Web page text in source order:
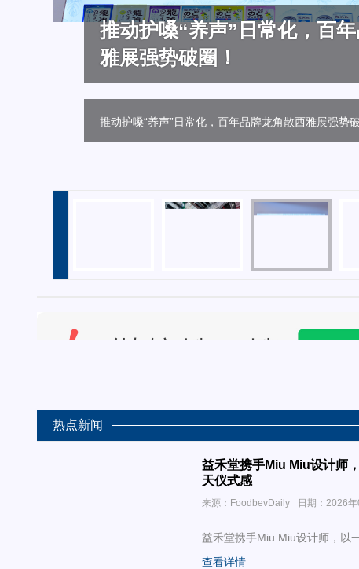
金典蛋白桶锚定运动健身场
类增长新路径！
金典蛋白桶锚定运动健身场景，开拓牛奶品类增长新
加码布局B端原料奶赛道，蒙
领烘焙创新趋势！
加码布局B端原料奶赛道，蒙牛专业乳品引领烘焙创新
推动护嗓“养声”日常化，百
雅展强势破圈！
推动护嗓“养声”日常化，百年品牌龙角散西雅展强势破
破圈传播新范式！燕京啤酒
用“三贯穿五纵横六点连线”重
量
破圈传播新范式！燕京啤酒历届510如何用“三贯穿五
频频打造爆款，畅轻领跑“爆
赛道！
频频打造爆款，畅轻领跑“爆珠酸奶”潜力新赛道！
热点新闻
益禾堂携手Miu Miu设计师
天仪式感
来源：FoodbevDaily 日期：2026
益禾堂携手Miu Miu设计师，以
查看详情